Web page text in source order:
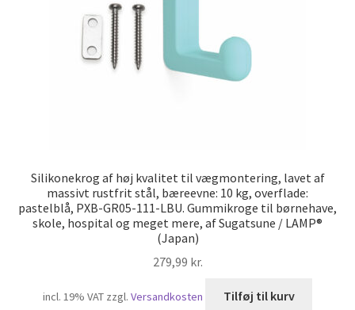
Silikonekrog af høj kvalitet til vægmontering, lavet af
massivt rustfrit stål, bæreevne: 10 kg, overflade:
pastelblå, PXB-GR05-111-LBU. Gummikroge til børnehave,
skole, hospital og meget mere, af Sugatsune / LAMP®
(Japan)
279,99 kr.
incl. 19% VAT zzgl. Versandkosten Tilføj til kurv